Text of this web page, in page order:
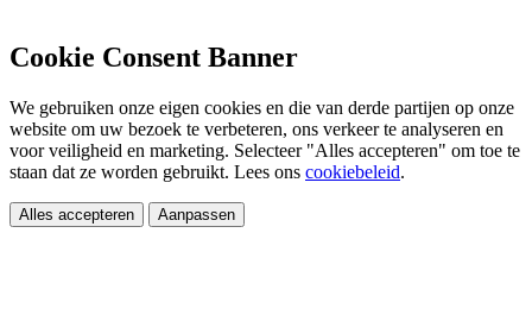
Cookie Consent Banner
We gebruiken onze eigen cookies en die van derde partijen op onze
website om uw bezoek te verbeteren, ons verkeer te analyseren en
voor veiligheid en marketing. Selecteer "Alles accepteren" om toe te
staan dat ze worden gebruikt. Lees ons cookiebeleid.
Alles accepteren Aanpassen